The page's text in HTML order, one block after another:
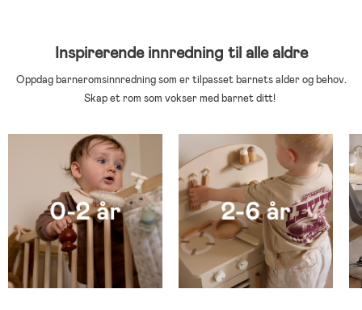
Inspirerende innredning til alle aldre
Oppdag barneromsinnredning som er tilpasset barnets alder og behov.
Skap et rom som vokser med barnet ditt!